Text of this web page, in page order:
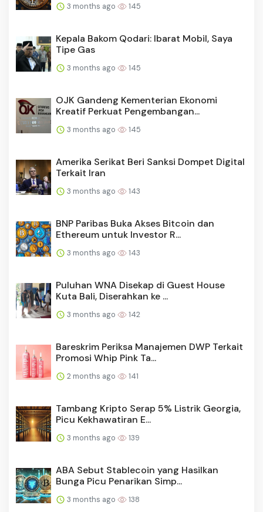
3 months ago 145
Kepala Bakom Qodari: Ibarat Mobil, Saya
Tipe Gas
3 months ago 145
OJK Gandeng Kementerian Ekonomi
Kreatif Perkuat Pengembangan...
3 months ago 145
Amerika Serikat Beri Sanksi Dompet Digital
Terkait Iran
3 months ago 143
BNP Paribas Buka Akses Bitcoin dan
Ethereum untuk Investor R...
3 months ago 143
Puluhan WNA Disekap di Guest House
Kuta Bali, Diserahkan ke ...
3 months ago 142
Bareskrim Periksa Manajemen DWP Terkait
Promosi Whip Pink Ta...
2 months ago 141
Tambang Kripto Serap 5% Listrik Georgia,
Picu Kekhawatiran E...
3 months ago 139
ABA Sebut Stablecoin yang Hasilkan
Bunga Picu Penarikan Simp...
3 months ago 138